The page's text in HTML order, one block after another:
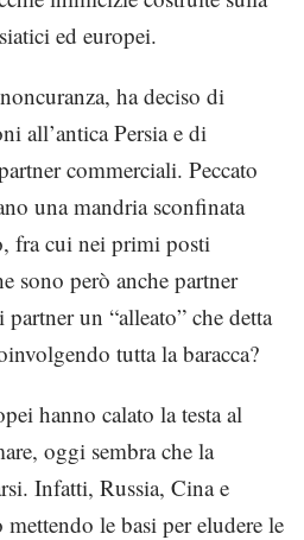
ed europei.
ha deciso di
all’antica Persia e di
commerciali. Peccato
una mandria sconfinata
fra cui nei primi posti
sono però anche partner
un “alleato” che detta
tutta la baracca?
hanno calato la testa al
oggi sembra che la
Infatti, Russia, Cina e
le basi per eludere le